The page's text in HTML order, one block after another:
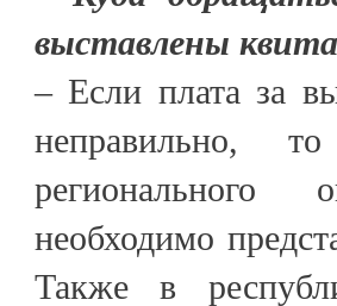
выставлены
– Если плата за
неправильно,
регионального
необходимо
Также в